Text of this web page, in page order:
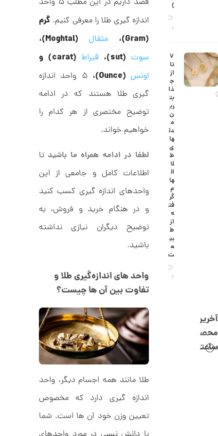
اندازه گیری طلا را معرفی کنیم. گرم
(Gram)،
مثقال (Moghtal)،
سوت (sut)، قیراط (carat) و
اونس (Ounce)،
۵ واحد اندازه
گیری طلا هستند که در ادامه
توضیح مختصری از هر کدام را
خواهیم خواند.
لطفا در ادامه همراه ما باشید تا
اطلاعات کامل و جامعی از این
واحدهای اندازه گیری کسب کنید
و در هنگام خرید و فروش، به
توضیح دیگران نیازی نداشته
باشید.
واحد های اندازه‌گیری طلا و
تفاوت بین آن ها چیست؟
طلا مانند همه اجسام دیگر، واحد
اندازه گیری دارد که مخصوص
تعیین وزن خود آن ها است. شما
)
0
۷
تا
از
ج
ذا
بت
ری
ن
م
دل
ها
ی
ط
لا
ال
ها
م
گر
فت
ه
از
ط
بی
ع
ت
2
آخرین
محصولات
ساعتچی
ح
ش
ع
ی
ک
د
C
R
8
8
9
ا
ن
گ
ش
ت
ر
ط
ل
ا
ط
ر
ک
ا
ر
ت
ه
ک
C
R
8
8
1
1
2
,
1
2
5
,
0
0
0
ت
و
م